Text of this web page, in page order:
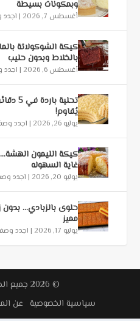
وبمكونات بسيطة
أغسطس 7, 2026 |
كيكة الشوكولاتة
بالخلاط وبدون حليب
أغسطس 6, 2026 |
تحلية
يُقاوم!
يوليو 26, 2026 | اجدد
كيكة الليمون
غاية السهوله
يوليو 20, 2026 | اجدد
حلوى بالزبادي…
مميز
يوليو 17, 2026 | اجدد
© 2026 جميع الحقوق محفوظة
سياسية الخصوصية عن